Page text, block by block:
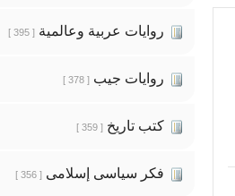
روايات عربية وعالمية [ 395 ]
روايات جيب [ 378 ]
كتب تاريخ [ 359 ]
فكر سياسى إسلامى [ 356 ]